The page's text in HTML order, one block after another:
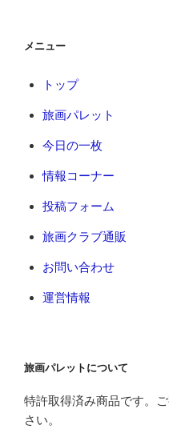
メニュー
トップ
旅画パレット
今日の一枚
情報コーナー
投稿フォーム
旅画クラブ通販
お問い合わせ
運営情報
旅画パレットについて
特許取得済み商品です。
さい。